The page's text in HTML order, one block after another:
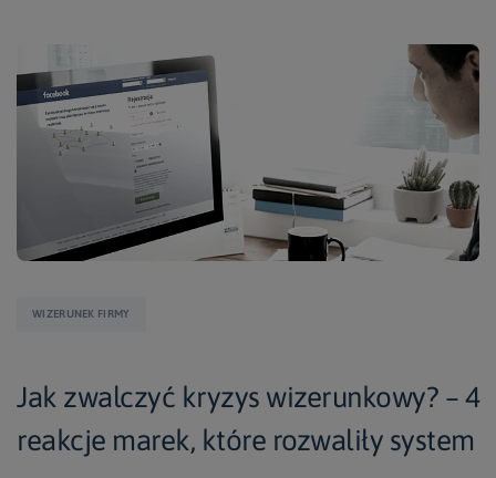
WIZERUNEK FIRMY
Jak zwalczyć kryzys wizerunkowy? – 4
reakcje marek, które rozwaliły system